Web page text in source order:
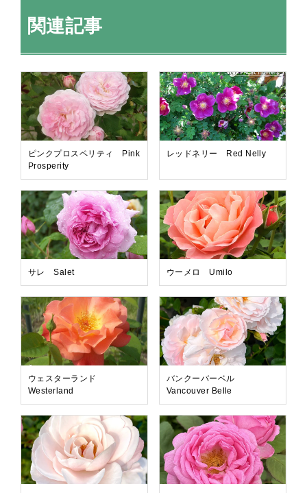
関連記事
ピンクプロスペリティ Pink
Prosperity
レッドネリー Red Nelly
サレ Salet ウーメロ Umilo
ウェスターランド
Westerland
バンクーバーベル
Vancouver Belle